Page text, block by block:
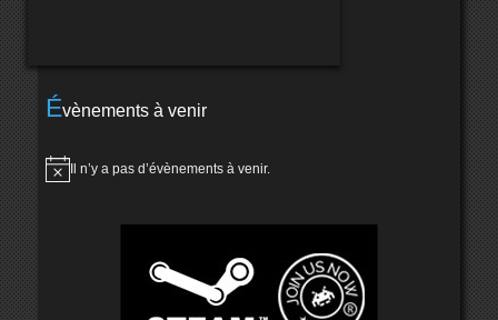
Évènements à venir
Notice
Il n’y a pas d’évènements à venir.